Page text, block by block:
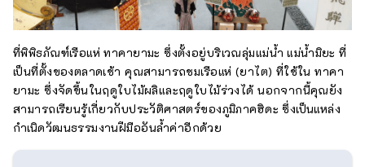
ที่พิพิธภัณฑ์เรือแห่ ทาคายามะ ซึ่งตั้งอยู่บริเวณลุ่มแม่น้ำ แม่น้ำมิยะ ที่
เป็นที่ตั้งของตลาดเช้า คุณสามารถชมเรือแห่ (ยาไต) ที่ใช้ใน ทาคา
ยามะ ซึ่งจัดขึ้นในฤดูใบไม้ผลิและฤดูใบไม้ร่วงได้ นอกจากนี้คุณยัง
สามารถเรียนรู้เกี่ยวกับประวัติศาสตร์ของภูมิภาคฮิดะ ซึ่งเป็นแหล่ง
กำเนิดวัฒนธรรมงานฝีมืออันล้ำค่าอีกด้วย